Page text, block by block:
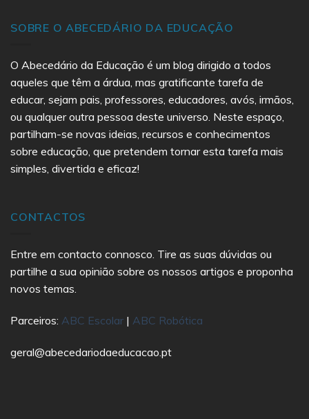
SOBRE O ABECEDÁRIO DA EDUCAÇÃO
O Abecedário da Educação é um blog dirigido a todos
aqueles que têm a árdua, mas gratificante tarefa de
educar, sejam pais, professores, educadores, avós, irmãos,
ou qualquer outra pessoa deste universo. Neste espaço,
partilham-se novas ideias, recursos e conhecimentos
sobre educação, que pretendem tornar esta tarefa mais
simples, divertida e eficaz!
CONTACTOS
Entre em contacto connosco. Tire as suas dúvidas ou
partilhe a sua opinião sobre os nossos artigos e proponha
novos temas.
Parceiros: ABC Escolar | ABC Robótica
geral@abecedariodaeducacao.pt